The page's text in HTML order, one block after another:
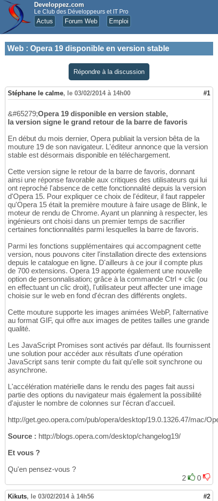
Developpez.com
Le Club des Développeurs et IT Pro
Actus Forum Web Emploi
Web : Opera 19 disponible en version stable
Répondre à la discussion
Stéphane le calme, le 03/02/2014 à 14h00 #1
&#65279;Opera 19 disponible en version stable,
la version signe le grand retour de la barre de favoris
En début du mois dernier, Opera publiait la version bêta de la
mouture 19 de son navigateur. L'éditeur annonce que la version
stable est désormais disponible en téléchargement.
Cette version signe le retour de la barre de favoris, donnant
ainsi une réponse favorable aux critiques des utilisateurs qui lui
ont reproché l'absence de cette fonctionnalité depuis la version
d'Opera 15. Pour expliquer ce choix de l'éditeur, il faut rappeler
qu'Opera 15 était la première mouture à faire usage de Blink, le
moteur de rendu de Chrome. Ayant un planning à respecter, les
ingénieurs ont choisi dans un premier temps de sacrifier
certaines fonctionnalités parmi lesquelles la barre de favoris.
Parmi les fonctions supplémentaires qui accompagnent cette
version, nous pouvons citer l'installation directe des extensions
depuis le catalogue en ligne. D'ailleurs à ce jour il compte plus
de 700 extensions. Opera 19 apporte également une nouvelle
option de personnalisation; grâce à la commande Ctrl + clic (ou
en effectuant un clic droit), l'utilisateur peut affecter une image
choisie sur le web en fond d'écran des différents onglets.
Cette mouture supporte les images animées WebP, l'alternative
au format GIF, qui offre aux images de petites tailles une grande
qualité.
Les JavaScript Promises sont activés par défaut. Ils fournissent
une solution pour accéder aux résultats d'une opération
JavaScript sans tenir compte du fait qu'elle soit synchrone ou
asynchrone.
L'accélération matérielle dans le rendu des pages fait aussi
partie des options du navigateur mais également la possibilité
d'ajuster le nombre de colonnes sur l'écran d'accueil.
http://get.geo.opera.com/pub/opera/desktop/19.0.1326.47/mac/
Source : http://blogs.opera.com/desktop/changelog19/
Et vous ?
Qu'en pensez-vous ?
2
0
Kikuts, le 03/02/2014 à 14h56 #2